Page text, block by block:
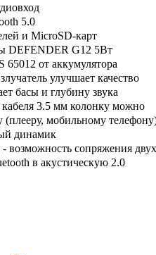
5.0
и MicroSD-карт
DEFENDER G12 5Вт
от аккумулятора
улучшает качество
басы и глубину звука
3.5 мм колонку можно
мобильному
динамик
возможность сопряжения двух
в акустическую 2.0